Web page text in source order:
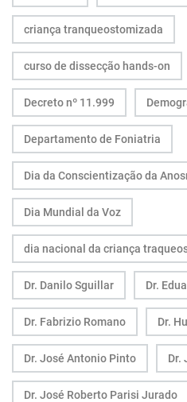
criança tranqueostomizada
curso de dissecção hands-on
Decreto nº 11.999
Departamento de Foniatria
Dia da Conscientização da
Dia Mundial da Voz
dia nacional da criança
Dr. Danilo Sguillar Dr.
Dr. Fabrizio Romano Dr.
Dr. José Antonio Pinto Dr.
Dr. José Roberto Parisi Jurado